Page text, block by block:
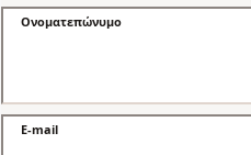
Ονοματεπώνυμο
E-mail